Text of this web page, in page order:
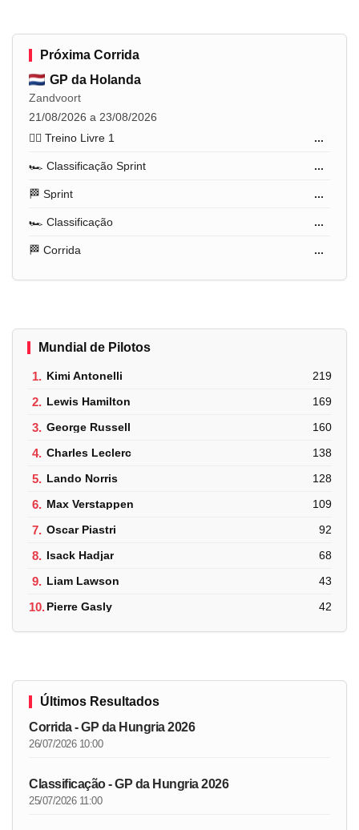
Próxima Corrida
GP da Holanda
Zandvoort
21/08/2026 a 23/08/2026
🏋️‍♂️ Treino Livre 1
...
🏎️ Classificação Sprint ...
🏁 Sprint ...
🏎️ Classificação ...
🏁 Corrida ...
Mundial de Pilotos
1. Kimi Antonelli 219
2. Lewis Hamilton 169
3. George Russell 160
4. Charles Leclerc 138
5. Lando Norris 128
6. Max Verstappen 109
7. Oscar Piastri 92
8. Isack Hadjar 68
9. Liam Lawson 43
10.Pierre Gasly 42
Últimos Resultados
Corrida - GP da Hungria 2026
26/07/2026 10:00
Classificação - GP da Hungria 2026
25/07/2026 11:00